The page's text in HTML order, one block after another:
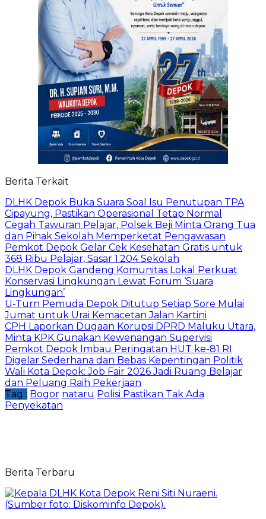
Berita Terkait
DLHK Depok Buka Suara Soal Isu Penutupan TPA
Cipayung, Pastikan Operasional Tetap Normal
Cegah Tawuran Pelajar, Polsek Beji Minta Orang Tua
dan Pihak Sekolah Memperketat Pengawasan
Pemkot Depok Gelar Cek Kesehatan Gratis untuk
368 Ribu Pelajar, Sasar 1.204 Sekolah
DLHK Depok Gandeng Komunitas Lokal Perkuat
Konservasi Lingkungan Lewat Forum ‘Suara
Lingkungan’
U-Turn Pemuda Depok Ditutup Setiap Sore Mulai
Jumat untuk Urai Kemacetan Jalan Kartini
CPH Laporkan Dugaan Korupsi DPRD Maluku Utara,
Minta KPK Gunakan Kewenangan Supervisi
Pemkot Depok Imbau Peringatan HUT ke-81 RI
Digelar Sederhana dan Bebas Kepentingan Politik
Wali Kota Depok: Job Fair 2026 Jadi Ruang Belajar
dan Peluang Raih Pekerjaan
Tag : Bogor nataru Polisi Pastikan Tak Ada
Penyekatan
Berita Terbaru